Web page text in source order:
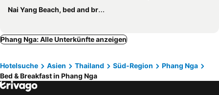
Nai Yang Beach, bed and breakfasts
Phang Nga: Alle Unterkünfte anzeigen
Hotelsuche Asien Thailand Süd-Region
Phang Nga
Bed & Breakfast in Phang Nga